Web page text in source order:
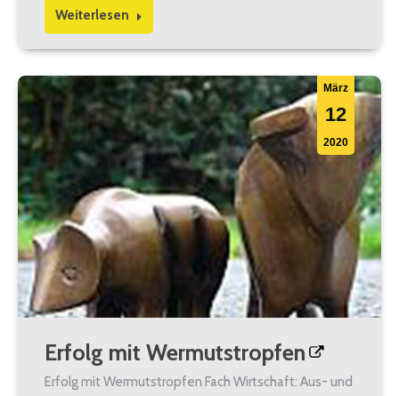
Weiterlesen
März
12
2020
Erfolg mit Wermutstropfen
Erfolg mit Wermutstropfen Fach Wirtschaft: Aus- und